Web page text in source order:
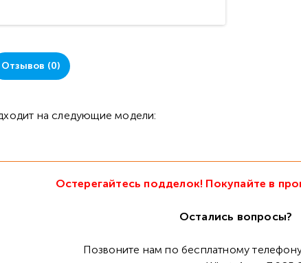
Отзывов (0)
на следующие модели:
Остерегайтесь подделок! Покупайте в
Остались вопросы?
Позвоните нам по бесплатному